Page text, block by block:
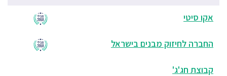
אקו סיטי
החברה לחיזוק מבנים בישראל
קבוצת חג'ג'